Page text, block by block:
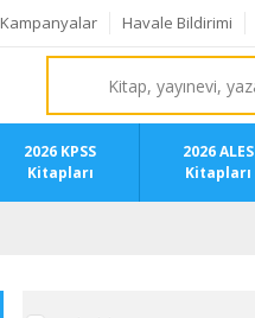
Kampanyalar Havale Bildirimi
2026 KPSS
Kitapları
2026 ALES
Kitapları